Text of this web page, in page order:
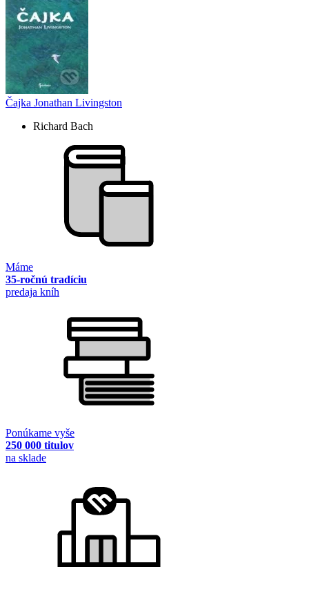
Čajka Jonathan Livingston
Richard Bach
Máme
35-ročnú tradíciu
predaja kníh
Ponúkame vyše
250 000 titulov
na sklade